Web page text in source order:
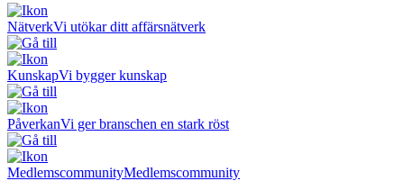
NätverkVi utökar ditt affärsnätverk
KunskapVi bygger kunskap
PåverkanVi ger branschen en stark röst
MedlemscommunityMedlemscommunity